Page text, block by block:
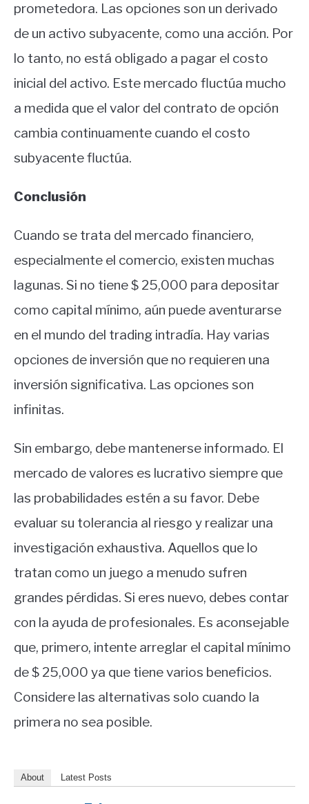
prometedora. Las opciones son un derivado
de un activo subyacente, como una acción. Por
lo tanto, no está obligado a pagar el costo
inicial del activo. Este mercado fluctúa mucho
a medida que el valor del contrato de opción
cambia continuamente cuando el costo
subyacente fluctúa.
Conclusión
Cuando se trata del mercado financiero,
especialmente el comercio, existen muchas
lagunas. Si no tiene $ 25,000 para depositar
como capital mínimo, aún puede aventurarse
en el mundo del trading intradía. Hay varias
opciones de inversión que no requieren una
inversión significativa. Las opciones son
infinitas.
Sin embargo, debe mantenerse informado. El
mercado de valores es lucrativo siempre que
las probabilidades estén a su favor. Debe
evaluar su tolerancia al riesgo y realizar una
investigación exhaustiva. Aquellos que lo
tratan como un juego a menudo sufren
grandes pérdidas. Si eres nuevo, debes contar
con la ayuda de profesionales. Es aconsejable
que, primero, intente arreglar el capital mínimo
de $ 25,000 ya que tiene varios beneficios.
Considere las alternativas solo cuando la
primera no sea posible.
About Latest Posts